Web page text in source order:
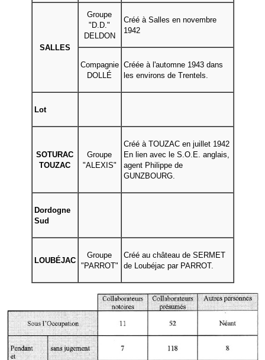
SALLES
Groupe
"D.D."
DELDON
Créé à Salles en novembre
1942
Compagnie
DOLLÉ
Créée à l'automne 1943 dans
les environs de Trentels.
Lot
SOTURAC
TOUZAC
Groupe
"ALEXIS"
Créé à TOUZAC en juillet 1942
En lien avec le S.O.E. anglais,
agent Philippe de
GUNZBOURG.
Dordogne
Sud
LOUBÉJAC
Groupe
"PARROT"
Créé au château de SERMET
de Loubéjac par PARROT.